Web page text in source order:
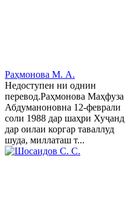
Раҳмонова М. А.
Недоступен ни однин
перевод.Раҳмонова Маҳфуза
Абдуманоновна 12-феврали
соли 1988 дар шаҳри Хуҷанд
дар оилаи коргар таваллуд
шуда, миллаташ т...